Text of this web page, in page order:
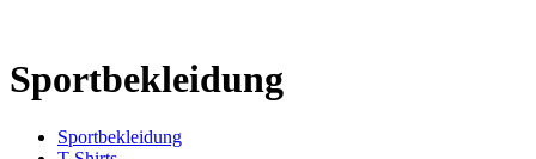
Sportbekleidung
Sportbekleidung